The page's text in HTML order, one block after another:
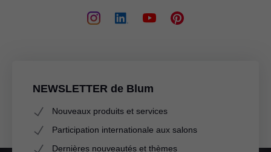
NEWSLETTER de Blum
Nouveaux produits et services
Participation internationale aux salons
Dernières nouveautés et thèmes